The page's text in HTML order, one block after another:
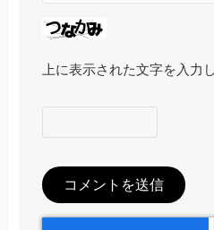
上に表示された文字を入力